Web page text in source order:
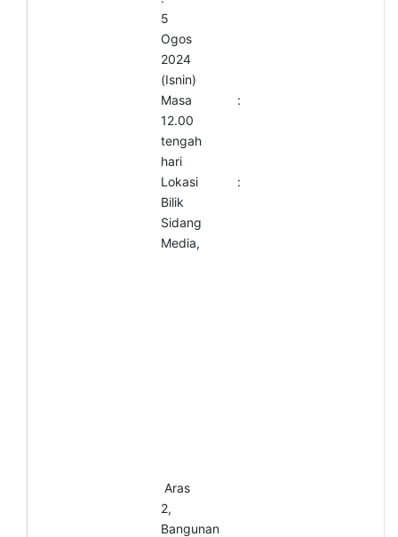
5
Ogos
2024
(Isnin)
Masa :
12.00
tengah
hari
Lokasi:
Bilik
Sidang
Media,
Aras
2,
Bangunan